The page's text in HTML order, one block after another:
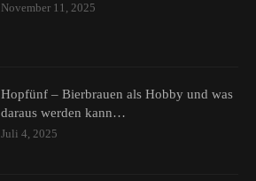
November 11, 2025
Hopfünf – Bierbrauen als Hobby und was
daraus werden kann…
Juli 4, 2025